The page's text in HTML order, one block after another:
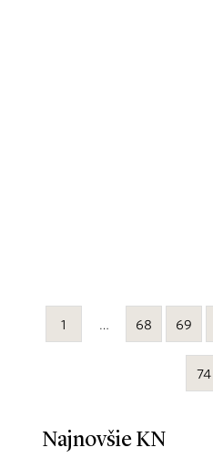
1 … 68 69
74
Najnovšie KN